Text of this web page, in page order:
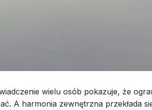
wielu osób pokazuje, że
A harmonia zewnętrzna przekłada